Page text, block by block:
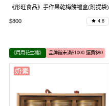
《彤旺食品》手作果乾梅餅禮盒(附提袋)
$800 4.8
《周周花生糖》 品牌館未滿$1000 運費$80